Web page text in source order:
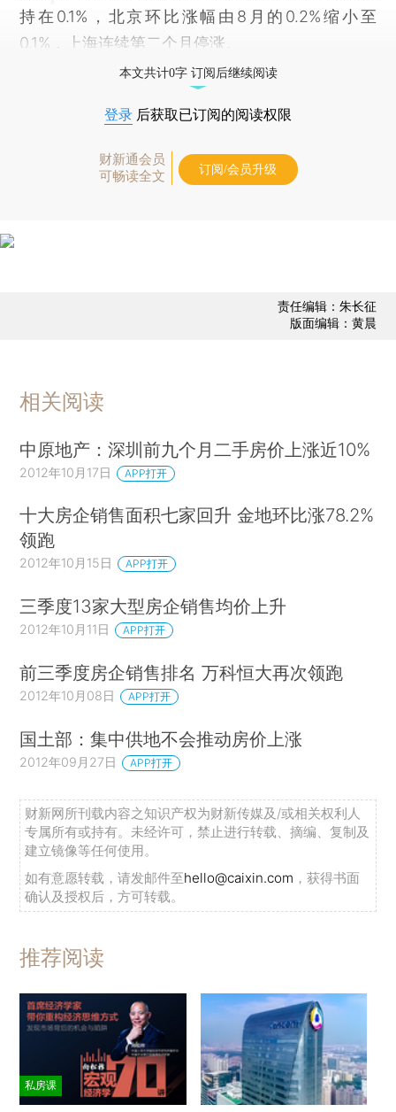
持在0.1%，北京环比涨幅由8月的0.2%缩小至
0.1%，上海连续第二个月停涨。
本文共计0字 订阅后继续阅读
登录 后获取已订阅的阅读权限
财新通会员
可畅读全文
订阅/会员升级
责任编辑：朱长征
版面编辑：黄晨
相关阅读
中原地产：深圳前九个月二手房价上涨近10%
2012年10月17日 APP打开
十大房企销售面积七家回升 金地环比涨78.2%
领跑
2012年10月15日 APP打开
三季度13家大型房企销售均价上升
2012年10月11日 APP打开
前三季度房企销售排名 万科恒大再次领跑
2012年10月08日 APP打开
国土部：集中供地不会推动房价上涨
2012年09月27日 APP打开
财新网所刊载内容之知识产权为财新传媒及/或相关权利人
专属所有或持有。未经许可，禁止进行转载、摘编、复制及
建立镜像等任何使用。
如有意愿转载，请发邮件至hello@caixin.com ，获得书面
确认及授权后，方可转载。
推荐阅读
私房课